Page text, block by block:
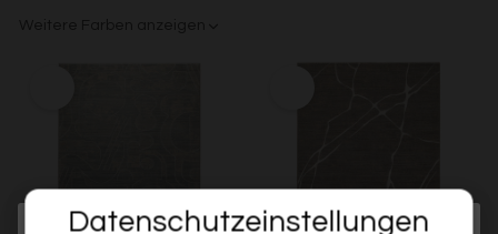
Datenschutzeinstellungen